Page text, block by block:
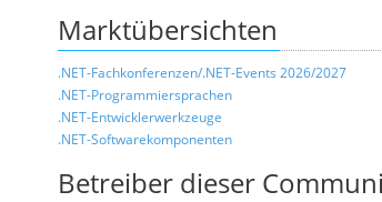
Marktübersichten
.NET-Fachkonferenzen/.NET-Events 2026/2027
.NET-Programmiersprachen
.NET-Entwicklerwerkzeuge
.NET-Softwarekomponenten
Betreiber dieser